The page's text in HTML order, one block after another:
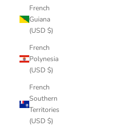
French
Guiana
(USD $)
French
Polynesia
(USD $)
French
Southern
Territories
(USD $)